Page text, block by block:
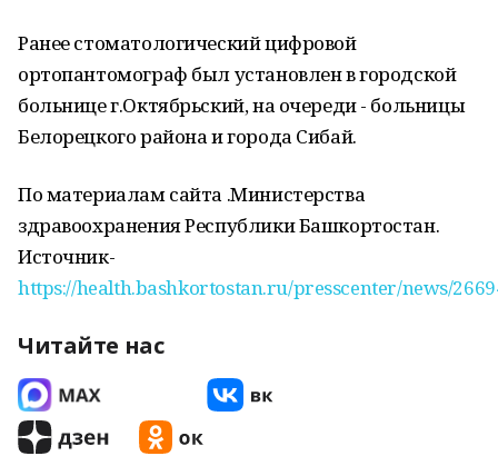
Ранее стоматологический цифровой
ортопантомограф был установлен в городской
больнице г.Октябрьский, на очереди - больницы
Белорецкого района и города Сибай.
По материалам сайта .Министерства
здравоохранения Республики Башкортостан.
Источник-
https://health.bashkortostan.ru/presscenter/news/
Читайте нас